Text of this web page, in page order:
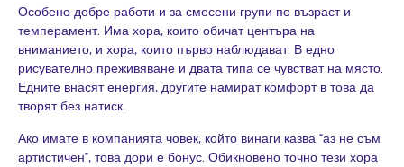
Особено добре работи и за смесени групи по възраст и
темперамент. Има хора, които обичат центъра на
вниманието, и хора, които първо наблюдават. В едно
рисувателно преживяване и двата типа се чувстват на място.
Едните внасят енергия, другите намират комфорт в това да
творят без натиск.
Ако имате в компанията човек, който винаги казва “аз не съм
артистичен”, това дори е бонус. Обикновено точно тези хора